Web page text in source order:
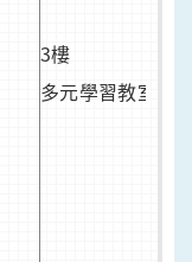
3樓
多元學習教室